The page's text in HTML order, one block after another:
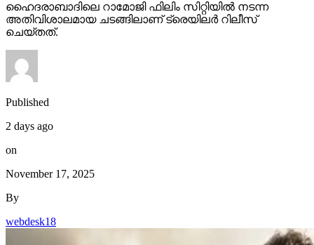
ഹൈദരാബാദിലെ റാമോജി ഫിലിം സിറ്റിയില്‍ നടന്ന
അതിവിശാലമായ ചടങ്ങിലാണ് ട്രെയിലര്‍ റിലീസ്
ചെയ്തത്.
Published
2 days ago
on
November 17, 2025
By
webdesk18